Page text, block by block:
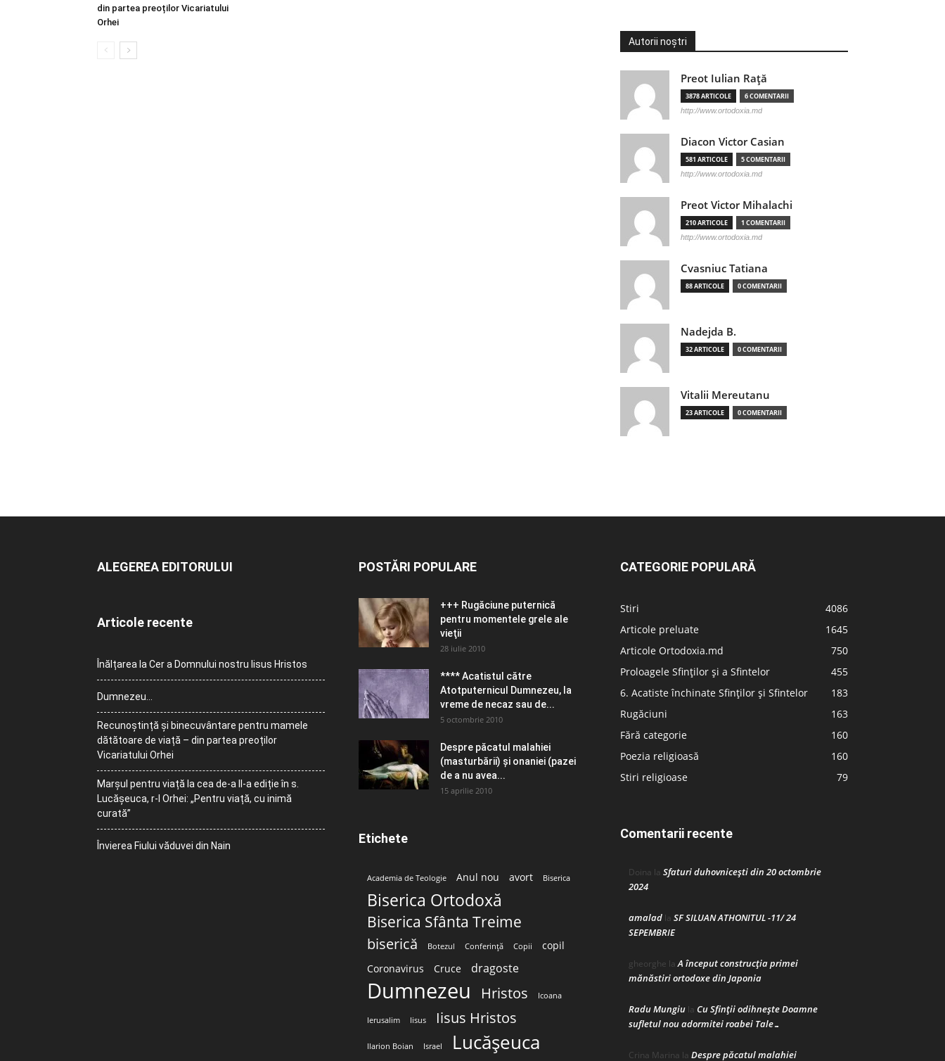
din partea preoților Vicariatului
Orhei
Autorii noștri
Preot Iulian Raţă
3878 ARTICOLE 6 COMENTARII
http://www.ortodoxia.md
Diacon Victor Casian
581 ARTICOLE 5 COMENTARII
http://www.ortodoxia.md
Preot Victor Mihalachi
210 ARTICOLE 1 COMENTARII
http://www.ortodoxia.md
Cvasniuc Tatiana
88 ARTICOLE 0 COMENTARII
Nadejda B.
32 ARTICOLE 0 COMENTARII
Vitalii Mereutanu
23 ARTICOLE 0 COMENTARII
ALEGEREA EDITORULUI
Articole recente
Înălțarea la Cer a Domnului nostru Iisus Hristos
Dumnezeu…
Recunoștință și binecuvântare pentru mamele
dătătoare de viață – din partea preoților
Vicariatului Orhei
Marșul pentru viață la cea de-a II-a ediție în s.
Lucășeuca, r-l Orhei: „Pentru viață, cu inimă
curată”
Învierea Fiului văduvei din Nain
POSTĂRI POPULARE
+++ Rugăciune puternică
pentru momentele grele ale
vieţii
28 iulie 2010
**** Acatistul către
Atotputernicul Dumnezeu, la
vreme de necaz sau de...
5 octombrie 2010
Despre păcatul malahiei
(masturbării) şi onaniei (pazei
de a nu avea...
15 aprilie 2010
Etichete
Academia de Teologie Anul nou avort Biserica
Biserica Ortodoxă
Biserica Sfânta Treime
biserică Botezul Conferință Copii
copil
Coronavirus
Cruce dragoste
Dumnezeu Hristos Icoana
Ierusalim Iisus Iisus Hristos
Ilarion Boian Israel Lucășeuca
CATEGORIE POPULARĂ
Stiri
4086
Articole preluate
1645
Articole Ortodoxia.md
750
Proloagele Sfinților și a Sfintelor
455
6. Acatiste închinate Sfinților și Sfintelor
183
Rugăciuni
163
Fără categorie
160
Poezia religioasă
160
Stiri religioase
79
Comentarii recente
Doina la Sfaturi duhovnicești din 20 octombrie
2024
amalad la SF SILUAN ATHONITUL -11/ 24
SEPEMBRIE
gheorghe laA început construcţia primei
mănăstiri ortodoxe din Japonia
Radu Mungiu la Cu Sfinții odihnește Doamne
sufletul nou adormitei roabei Tale…
Crina Marina la Despre păcatul malahiei